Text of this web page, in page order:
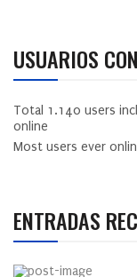
USUARIOS
Total 1.140 users
online
Most users ever
ENTRADAS